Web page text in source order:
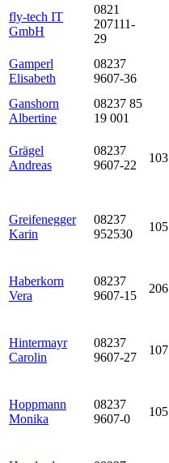
fly-tech IT
GmbH
0821
207111-
29
Gamperl
Elisabeth
08237
9607-36
Ganshorn
Albertine
08237 85
19 001
Grägel
Andreas
08237
9607-22
103
Greifenegger
Karin
08237
952530
105
Haberkorn
Vera
08237
9607-15
206
Hintermayr
Carolin
08237
9607-27
107
Hoppmann
Monika
08237
9607-0
105